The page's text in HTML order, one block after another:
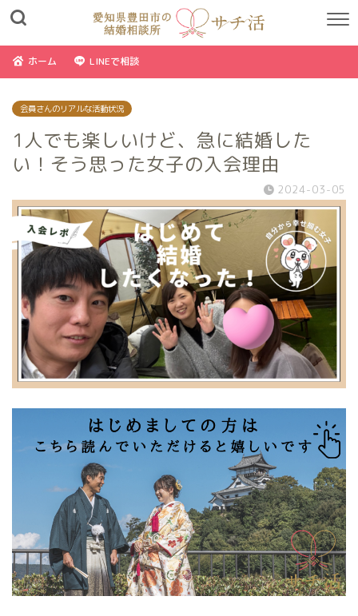
ホーム LINEで相談
会員さんのリアルな活動状況
1人でも楽しいけど、急に結婚した
い！そう思った女子の入会理由
2024-03-05